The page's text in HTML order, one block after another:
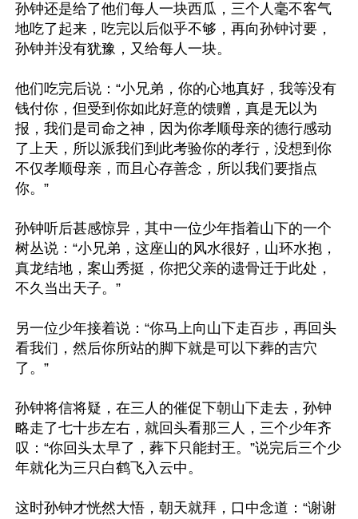
孙钟还是给了他们每人一块西瓜，三个人毫不客气
地吃了起来，吃完以后似乎不够，再向孙钟讨要，
孙钟并没有犹豫，又给每人一块。
他们吃完后说：“小兄弟，你的心地真好，我等没有
钱付你，但受到你如此好意的馈赠，真是无以为
报，我们是司命之神，因为你孝顺母亲的德行感动
了上天，所以派我们到此考验你的孝行，没想到你
不仅孝顺母亲，而且心存善念，所以我们要指点
你。”
孙钟听后甚感惊异，其中一位少年指着山下的一个
树丛说：“小兄弟，这座山的风水很好，山环水抱，
真龙结地，案山秀挺，你把父亲的遗骨迁于此处，
不久当出天子。”
另一位少年接着说：“你马上向山下走百步，再回头
看我们，然后你所站的脚下就是可以下葬的吉穴
了。”
孙钟将信将疑，在三人的催促下朝山下走去，孙钟
略走了七十步左右，就回头看那三人，三个少年齐
叹：“你回头太早了，葬下只能封王。”说完后三个少
年就化为三只白鹤飞入云中。
这时孙钟才恍然大悟，朝天就拜，口中念道：“谢谢